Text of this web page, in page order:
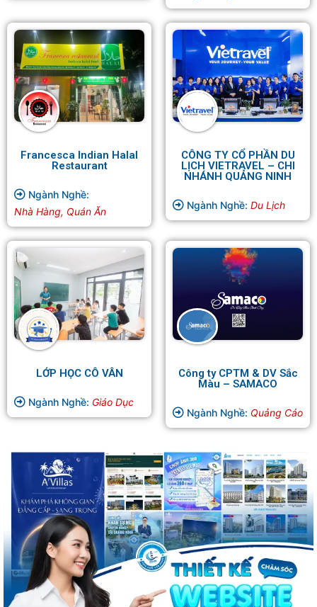
Francesca Indian Halal
Restaurant
Ngành Nghề:
Nhà Hàng, Quán Ăn
CÔNG TY CỔ PHẦN DU
LỊCH VIETRAVEL – CHI
NHÁNH QUẢNG NINH
Ngành Nghề: Du Lịch
LỚP HỌC CÔ VÂN
Ngành Nghề: Giáo Dục
Công ty CPTM & DV Sắc
Màu – SAMACO
Ngành Nghề: Quảng Cáo